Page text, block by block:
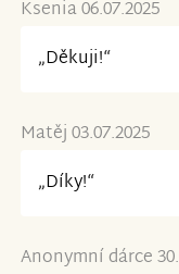
Ksenia 06.07.2025
„Děkuji!“
Matěj 03.07.2025
„Díky!“
Anonymní dárce